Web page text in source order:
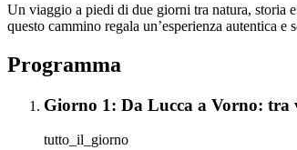
Un viaggio a piedi di due giorni tra natura, storia
questo cammino regala un’esperienza autentica
Programma
Giorno 1: Da Lucca a Vorno: tra
tutto_il_giorno